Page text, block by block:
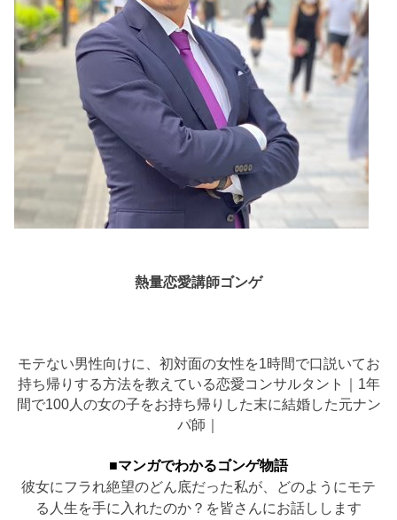
熱量恋愛講師ゴンゲ
モテない男性向けに、初対面の女性を1時間で口説いてお
持ち帰りする方法を教えている恋愛コンサルタント｜1年
間で100人の女の子をお持ち帰りした末に結婚した元ナン
パ師｜
■マンガでわかるゴンゲ物語
彼女にフラれ絶望のどん底だった私が、どのようにモテ
る人生を手に入れたのか？を皆さんにお話しします